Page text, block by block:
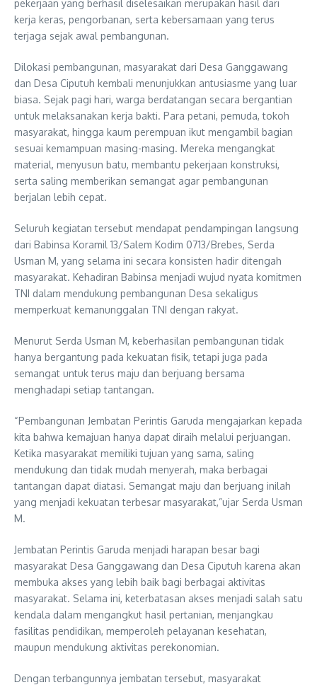
pekerjaan yang berhasil diselesaikan merupakan hasil dari
kerja keras, pengorbanan, serta kebersamaan yang terus
terjaga sejak awal pembangunan.
Dilokasi pembangunan, masyarakat dari Desa Ganggawang
dan Desa Ciputuh kembali menunjukkan antusiasme yang luar
biasa. Sejak pagi hari, warga berdatangan secara bergantian
untuk melaksanakan kerja bakti. Para petani, pemuda, tokoh
masyarakat, hingga kaum perempuan ikut mengambil bagian
sesuai kemampuan masing-masing. Mereka mengangkat
material, menyusun batu, membantu pekerjaan konstruksi,
serta saling memberikan semangat agar pembangunan
berjalan lebih cepat.
Seluruh kegiatan tersebut mendapat pendampingan langsung
dari Babinsa Koramil 13/Salem Kodim 0713/Brebes, Serda
Usman M, yang selama ini secara konsisten hadir ditengah
masyarakat. Kehadiran Babinsa menjadi wujud nyata komitmen
TNI dalam mendukung pembangunan Desa sekaligus
memperkuat kemanunggalan TNI dengan rakyat.
Menurut Serda Usman M, keberhasilan pembangunan tidak
hanya bergantung pada kekuatan fisik, tetapi juga pada
semangat untuk terus maju dan berjuang bersama
menghadapi setiap tantangan.
“Pembangunan Jembatan Perintis Garuda mengajarkan kepada
kita bahwa kemajuan hanya dapat diraih melalui perjuangan.
Ketika masyarakat memiliki tujuan yang sama, saling
mendukung dan tidak mudah menyerah, maka berbagai
tantangan dapat diatasi. Semangat maju dan berjuang inilah
yang menjadi kekuatan terbesar masyarakat,”ujar Serda Usman
M.
Jembatan Perintis Garuda menjadi harapan besar bagi
masyarakat Desa Ganggawang dan Desa Ciputuh karena akan
membuka akses yang lebih baik bagi berbagai aktivitas
masyarakat. Selama ini, keterbatasan akses menjadi salah satu
kendala dalam mengangkut hasil pertanian, menjangkau
fasilitas pendidikan, memperoleh pelayanan kesehatan,
maupun mendukung aktivitas perekonomian.
Dengan terbangunnya jembatan tersebut, masyarakat